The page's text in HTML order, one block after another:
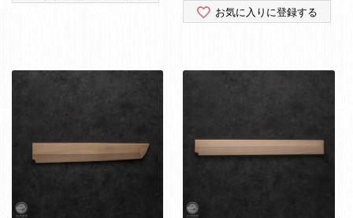
お気に入りに登録する